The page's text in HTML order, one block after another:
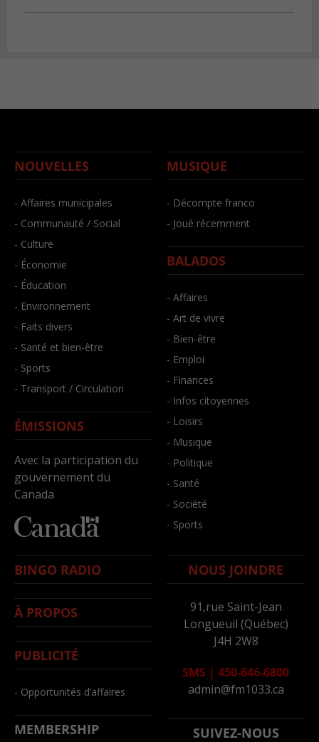
NOUVELLES
- Affaires municipales
- Communauté / Social
- Culture
- Économie
- Éducation
- Environnement
- Faits divers
- Santé et bien-être
- Sports
- Transport / Circulation
ÉMISSIONS
Avec la participation du
gouvernement du
Canada
MUSIQUE
- Décompte franco
- Joué récemment
BALADOS
- Affaires
- Art de vivre
- Bien-être
- Emploi
- Finances
- Infos citoyennes
- Loisirs
- Musique
- Politique
- Santé
- Société
- Sports
BINGO RADIO
À PROPOS
PUBLICITÉ
- Opportunités d’affaires
MEMBERSHIP
NOUS JOINDRE
91,rue Saint-Jean
Longueuil (Québec)
J4H 2W8
SMS | 450-646-6800
admin@fm1033.ca
SUIVEZ-NOUS